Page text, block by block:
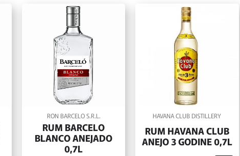
RON BARCELO S.R.L.
RUM BARCELO
BLANCO ANEJADO
0,7L
HAVANA CLUB DISTILLERY
RUM HAVANA CLUB
ANEJO 3 GODINE 0,7L